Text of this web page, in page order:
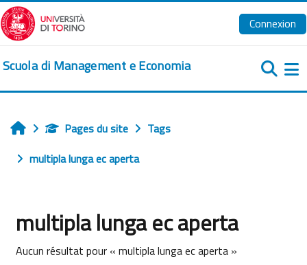
Passer au contenu principal
Connexion
Scuola di Management e Economia
AccueilPages du site
Tags
multipla lunga ec aperta
multipla lunga ec aperta
Aucun résultat pour « multipla lunga ec aperta »